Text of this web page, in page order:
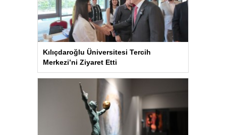
Kılıçdaroğlu Üniversitesi Tercih
Merkezi’ni Ziyaret Etti